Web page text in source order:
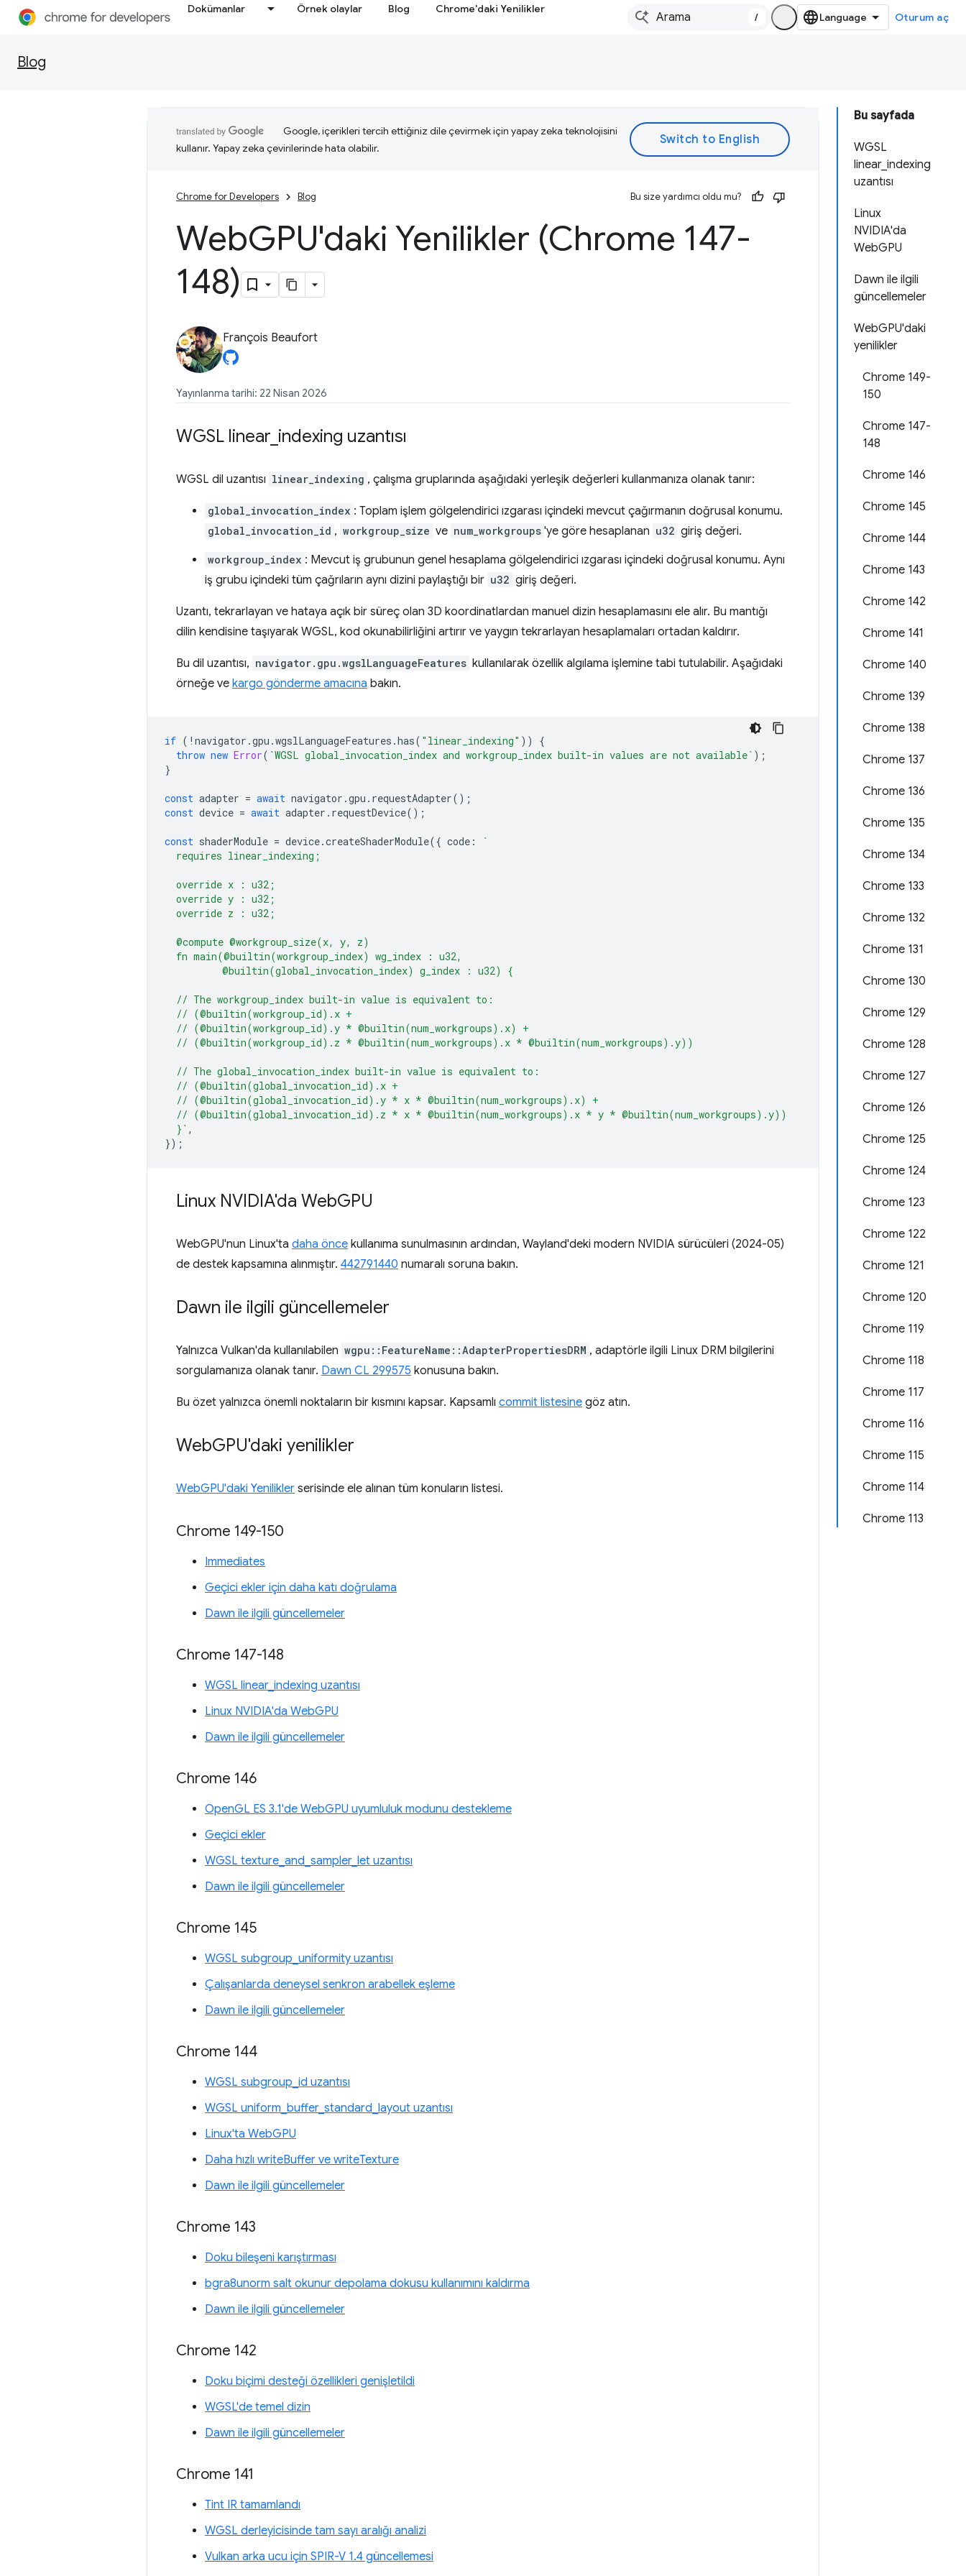
Dokümanlar Örnek olaylar Blog Chrome'daki Yenilikler
/ Oturum aç
Blog
Bu sayfada
WGSL
linear_indexing
uzantısı
Linux
NVIDIA'da
WebGPU
Dawn ile ilgili
güncellemeler
WebGPU'daki
yenilikler
Chrome 149-
150
Chrome 147-
148
Chrome 146
Chrome 145
Chrome 144
Chrome 143
Chrome 142
Chrome 141
Chrome 140
Chrome 139
Chrome 138
Chrome 137
Chrome 136
Chrome 135
Chrome 134
Chrome 133
Chrome 132
Chrome 131
Chrome 130
Chrome 129
Chrome 128
Chrome 127
Chrome 126
Chrome 125
Chrome 124
Chrome 123
Chrome 122
Chrome 121
Chrome 120
Chrome 119
Chrome 118
Chrome 117
Chrome 116
Chrome 115
Chrome 114
Chrome 113
Google, içerikleri tercih ettiğiniz dile çevirmek için yapay zeka teknolojisini
kullanır. Yapay zeka çevirilerinde hata olabilir.
Chrome for Developers Blog Bu size yardımcı oldu mu?
WebGPU'daki Yenilikler (Chrome 147-
148)
François Beaufort
Yayınlanma tarihi: 22 Nisan 2026
WGSL linear indexing uzantısı
WGSL dil uzantısı linear_indexing , çalışma gruplarında aşağıdaki yerleşik değerleri kullanmanıza olanak tanır:
global_invocation_index : Toplam işlem gölgelendirici ızgarası içindeki mevcut çağırmanın doğrusal konumu.
global_invocation_id , workgroup_size ve num_workgroups 'ye göre hesaplanan u32 giriş değeri.
workgroup_index : Mevcut iş grubunun genel hesaplama gölgelendirici ızgarası içindeki doğrusal konumu. Aynı
iş grubu içindeki tüm çağrıların aynı dizini paylaştığı bir u32 giriş değeri.
Uzantı, tekrarlayan ve hataya açık bir süreç olan 3D koordinatlardan manuel dizin hesaplamasını ele alır. Bu mantığı
dilin kendisine taşıyarak WGSL, kod okunabilirliğini artırır ve yaygın tekrarlayan hesaplamaları ortadan kaldırır.
Bu dil uzantısı, navigator.gpu.wgslLanguageFeatures kullanılarak özellik algılama işlemine tabi tutulabilir. Aşağıdaki
örneğe ve kargo gönderme amacına bakın.
if ( ! navigator .gpu .wgslLanguageFeatures .has( "linear_indexing" ))
{
throw new Error( `WGSL global_invocation_index and workgroup_index built-in values are not available` );
}
const adapter = await navigator .gpu . requestAdapter();
const device = await adapter . requestDevice();
const shaderModule = device.createShaderModule({ code :
`
  requires linear_indexing;
  override x : u32;
  override y : u32;
  override z : u32;
  @compute @workgroup_size(x, y, z)
  fn main(@builtin(workgroup_index) wg_index : u32,
          @builtin(global_invocation_index) g_index : u32) {
  // The workgroup_index built-in value is equivalent to:
  // (@builtin(workgroup_id).x +
  // (@builtin(workgroup_id).y * @builtin(num_workgroups).x) +
  // (@builtin(workgroup_id).z * @builtin(num_workgroups).x * @builtin(num_workgroups).y))
  // The global_invocation_index built-in value is equivalent to:
  // (@builtin(global_invocation_id).x +
  // (@builtin(global_invocation_id).y * x * @builtin(num_workgroups).x) +
  // (@builtin(global_invocation_id).z * x * @builtin(num_workgroups).x * y * @builtin(num_workgroups).y))
  }`
,
});
Linux NVIDIA'da WebGPU
WebGPU'nun Linux'ta daha önce kullanıma sunulmasının ardından, Wayland'deki modern NVIDIA sürücüleri (2024-05)
de destek kapsamına alınmıştır. 442791440 numaralı soruna bakın.
Dawn ile ilgili güncellemeler
Yalnızca Vulkan'da kullanılabilen wgpu::FeatureName::AdapterPropertiesDRM , adaptörle ilgili Linux DRM bilgilerini
sorgulamanıza olanak tanır. Dawn CL 299575 konusuna bakın.
Bu özet yalnızca önemli noktaların bir kısmını kapsar. Kapsamlı commit listesine göz atın.
WebGPU'daki yenilikler
WebGPU'daki Yenilikler serisinde ele alınan tüm konuların listesi.
Chrome 149-150
Immediates
Geçici ekler için daha katı doğrulama
Dawn ile ilgili güncellemeler
Chrome 147-148
WGSL linear_indexing uzantısı
Linux NVIDIA'da WebGPU
Dawn ile ilgili güncellemeler
Chrome 146
OpenGL ES 3.1'de WebGPU uyumluluk modunu destekleme
Geçici ekler
WGSL texture_and_sampler_let uzantısı
Dawn ile ilgili güncellemeler
Chrome 145
WGSL subgroup_uniformity uzantısı
Çalışanlarda deneysel senkron arabellek eşleme
Dawn ile ilgili güncellemeler
Chrome 144
WGSL subgroup_id uzantısı
WGSL uniform_buffer_standard_layout uzantısı
Linux'ta WebGPU
Daha hızlı writeBuffer ve writeTexture
Dawn ile ilgili güncellemeler
Chrome 143
Doku bileşeni karıştırması
bgra8unorm salt okunur depolama dokusu kullanımını kaldırma
Dawn ile ilgili güncellemeler
Chrome 142
Doku biçimi desteği özellikleri genişletildi
WGSL'de temel dizin
Dawn ile ilgili güncellemeler
Chrome 141
Tint IR tamamlandı
WGSL derleyicisinde tam sayı aralığı analizi
Vulkan arka ucu için SPIR-V 1.4 güncellemesi